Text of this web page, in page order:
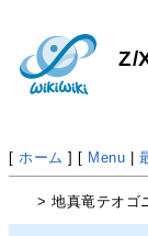
Z/
[ ホーム ] [ Menu |
> 地真竜テオゴ